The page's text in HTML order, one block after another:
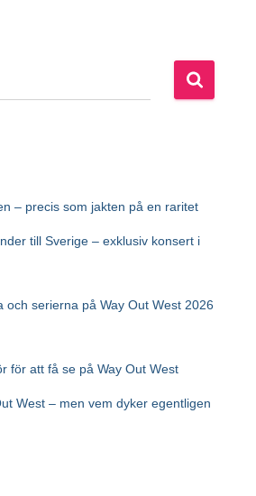
– precis som jakten på en raritet
till Sverige – exklusiv konsert i
och serierna på Way Out West 2026
för att få se på Way Out West
West – men vem dyker egentligen